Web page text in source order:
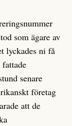
som ägare av
lyckades ni få
senare
företag
att de